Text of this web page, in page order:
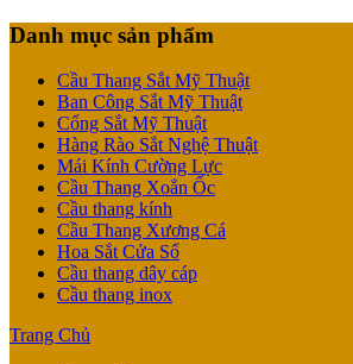
Danh mục sản phẩm
Cầu Thang Sắt Mỹ Thuật
Ban Công Sắt Mỹ Thuật
Cổng Sắt Mỹ Thuật
Hàng Rào Sắt Nghệ Thuật
Mái Kính Cường Lực
Cầu Thang Xoắn Ốc
Cầu thang kính
Cầu Thang Xương Cá
Hoa Sắt Cửa Sổ
Cầu thang dây cáp
Cầu thang inox
Trang Chủ